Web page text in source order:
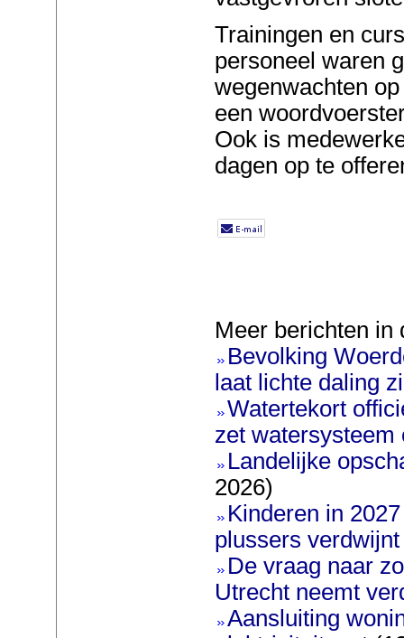
Trainingen en
personeel waren
wegenwachten
een
Ook is
dagen op te
Meer berichten in
Bevolking
laat lichte daling
Watertekort
zet watersysteem
Landelijke
2026)
Kinderen in
plussers verdwijnt
De vraag naar
Utrecht neemt
Aansluiting